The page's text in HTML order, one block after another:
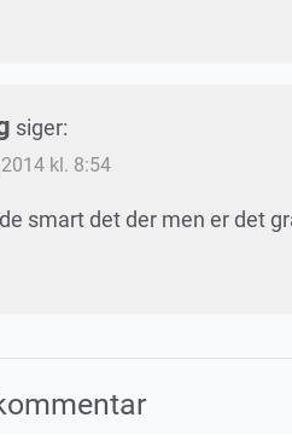
siger:
kl. 8:54
smart det der men er det